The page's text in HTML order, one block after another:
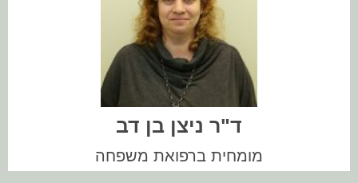
ד"ר ניצן בן דב
מומחית ברפואת משפחה
??